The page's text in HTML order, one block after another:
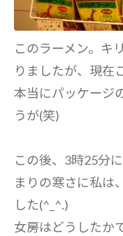
このラーメン。キ
りましたが、現在
本当にパッケージ
うが(笑)
この後、3時25分
まりの寒さに私は
した(^_^.)
女房はどうしたか